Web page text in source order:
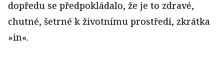
dopředu se předpokládalo, že je to zdravé,
chutné, šetrné k životnímu prostředí, zkrátka
»in«.